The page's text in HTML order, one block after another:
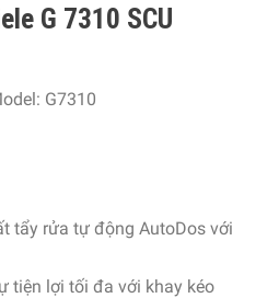
G 7310 SCU
G7310
tẩy rửa tự động AutoDos với
tiện lợi tối đa với khay kéo